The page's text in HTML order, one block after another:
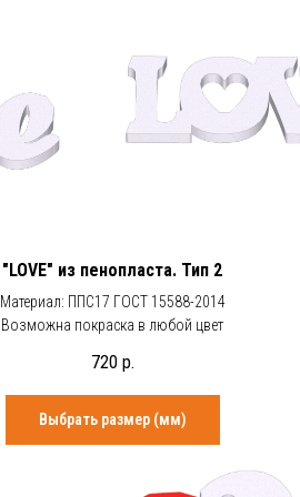
"LOVE" из пенопласта. Тип 2
Материал: ППС17 ГОСТ 15588-2014
Возможна покраска в любой цвет
720 р.
Выбрать размер (мм)